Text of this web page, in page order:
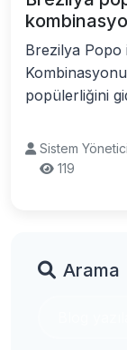
Brezilya Popo
popülerliğini
Sistem
119
Arama